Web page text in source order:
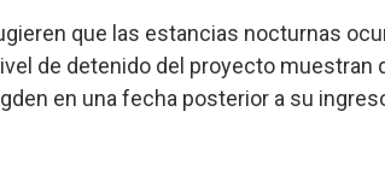
que las estancias nocturnas
de detenido del proyecto muestran
en una fecha posterior a su